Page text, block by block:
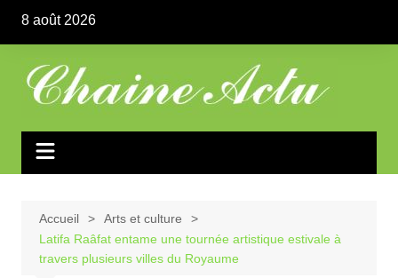
contenu
8 août 2026
Accueil
Arts et culture
Latifa Raâfat entame une tournée artistique estivale à
travers plusieurs villes du Royaume